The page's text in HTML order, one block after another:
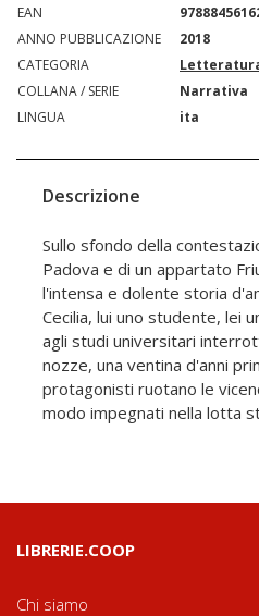
EAN
ANNO PUBBLICAZIONE
2018
CATEGORIA
COLLANA / SERIE
Narrativa
LINGUA
ita
Descrizione
Sullo sfondo della
Padova e di un appartato
l'intensa e dolente storia
Cecilia, lui uno studente, lei
agli studi universitari
nozze, una ventina d'anni
protagonisti ruotano le
modo impegnati nella lotta
LIBRERIE.COOP
Chi siamo